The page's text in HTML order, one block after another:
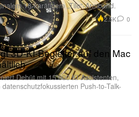
18-karätigem „Tile“-Armband.
2.5K 0
3D-KI-Begleiter auf den Mac
Debüt mit 15.000 KI-Assistenten,
Push-to-Talk-